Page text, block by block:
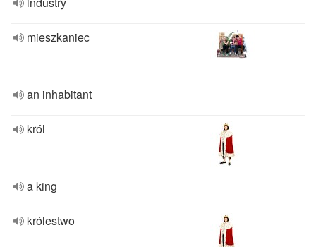
mieszkaniec
an inhabitant
król
a king
królestwo